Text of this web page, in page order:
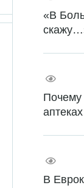
«В
Почему
аптеках
В